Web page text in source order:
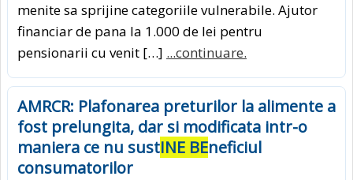
menite sa sprijine categoriile vulnerabile. Ajutor
financiar de pana la 1.000 de lei pentru
pensionarii cu venit […] ...continuare.
AMRCR: Plafonarea preturilor la alimente a
fost prelungita, dar si modificata intr-o
maniera ce nu sustINE BEneficiul
consumatorilor